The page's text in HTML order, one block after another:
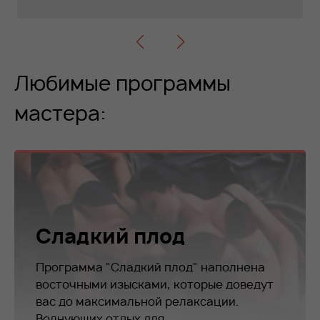
Любимые программы
мастера:
Сладкий плод
Программа "Сладкий плод" наполнена
восточными изысками, которые доведут
вас до максимальной релаксации.